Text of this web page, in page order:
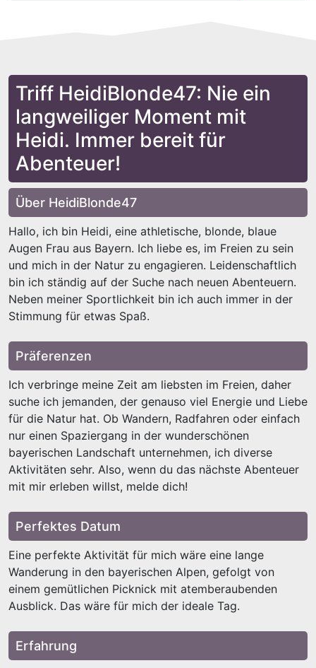
Triff HeidiBlonde47: Nie ein
langweiliger Moment mit
Heidi. Immer bereit für
Abenteuer!
Über HeidiBlonde47
Hallo, ich bin Heidi, eine athletische, blonde, blaue
Augen Frau aus Bayern. Ich liebe es, im Freien zu sein
und mich in der Natur zu engagieren. Leidenschaftlich
bin ich ständig auf der Suche nach neuen Abenteuern.
Neben meiner Sportlichkeit bin ich auch immer in der
Stimmung für etwas Spaß.
Präferenzen
Ich verbringe meine Zeit am liebsten im Freien, daher
suche ich jemanden, der genauso viel Energie und Liebe
für die Natur hat. Ob Wandern, Radfahren oder einfach
nur einen Spaziergang in der wunderschönen
bayerischen Landschaft unternehmen, ich diverse
Aktivitäten sehr. Also, wenn du das nächste Abenteuer
mit mir erleben willst, melde dich!
Perfektes Datum
Eine perfekte Aktivität für mich wäre eine lange
Wanderung in den bayerischen Alpen, gefolgt von
einem gemütlichen Picknick mit atemberaubenden
Ausblick. Das wäre für mich der ideale Tag.
Erfahrung